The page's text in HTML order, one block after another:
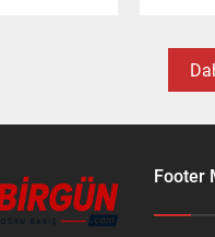
Footer